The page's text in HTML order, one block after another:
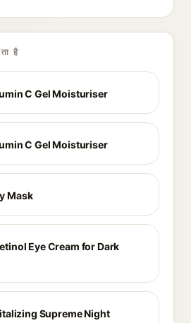
है
C Gel Moisturiser
C Gel Moisturiser
Mask
Eye Cream for Dark
Supreme Night